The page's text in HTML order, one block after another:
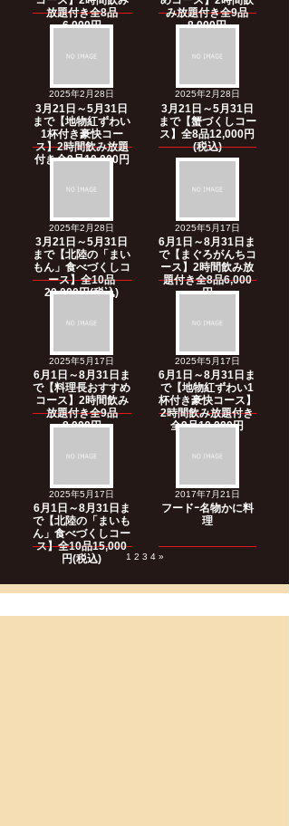
放題付き全8品
6,000円
み放題付き全9品
8,000円
2025年2月28日
3月21日～5月31日
まで【地物紅ずわい
1杯付き豪快コー
ス】2時間飲み放題
付き全9品10,000円
2025年2月28日
3月21日～5月31日
まで【蟹づくしコー
ス】全8品12,000円
(税込)
2025年2月28日
3月21日～5月31日
まで【北陸の「まい
もん」食べづくしコ
ース】全10品
20,000円(税込)
2025年5月17日
6月1日～8月31日ま
で【まぐろがんちコ
ース】2時間飲み放
題付き全8品6,000
円
2025年5月17日
6月1日～8月31日ま
で【料理長おすすめ
コース】2時間飲み
放題付き全9品
8,000円
2025年5月17日
6月1日～8月31日ま
で【地物紅ずわい1
杯付き豪快コース】
2時間飲み放題付き
全9品10,000円
2025年5月17日
6月1日～8月31日ま
で【北陸の「まいも
ん」食べづくしコー
ス】全10品15,000
円(税込)
2017年7月21日
フードｰ名物かに料
理
1 2 3 4 »